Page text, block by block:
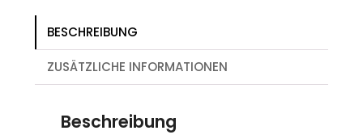
BESCHREIBUNG
ZUSÄTZLICHE INFORMATIONEN
Beschreibung